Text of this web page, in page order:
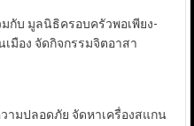
กับ มูลนิธิครอบครัวพอเพียง-
มือง จัดกิจกรรมจิตอาสา
ามปลอดภัย จัดหาเครื่องสแกน